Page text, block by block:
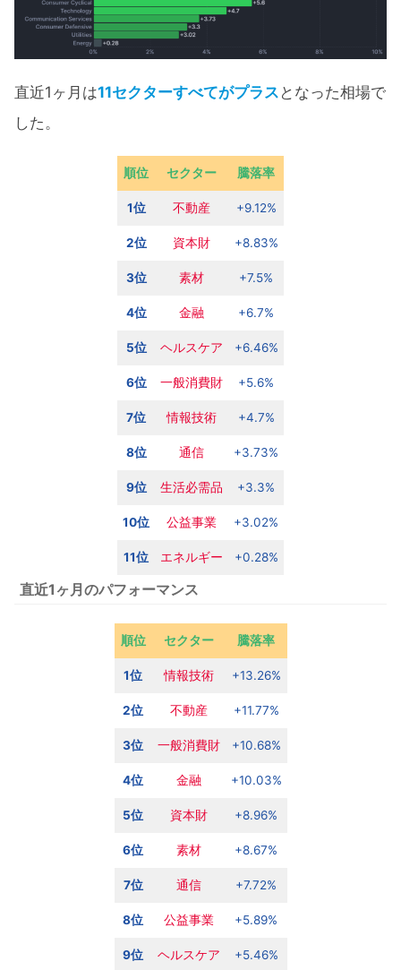
直近1ヶ月は11セクターすべてがプラス となった相場で
した。
順位 セクター 騰落率
1位 不動産 +9.12%
2位 資本財 +8.83%
3位 素材 +7.5%
4位 金融 +6.7%
5位 ヘルスケア +6.46%
6位 一般消費財 +5.6%
7位 情報技術 +4.7%
8位 通信 +3.73%
9位 生活必需品 +3.3%
10位 公益事業 +3.02%
11位 エネルギー +0.28%
直近1ヶ月のパフォーマンス
順位 セクター 騰落率
1位 情報技術 +13.26%
2位 不動産 +11.77%
3位 一般消費財 +10.68%
4位 金融 +10.03%
5位 資本財 +8.96%
6位 素材 +8.67%
7位 通信 +7.72%
8位 公益事業 +5.89%
9位 ヘルスケア +5.46%